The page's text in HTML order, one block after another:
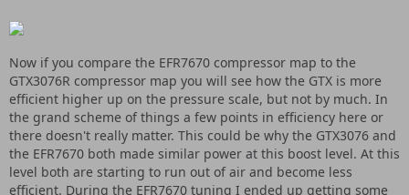
Now if you compare the EFR7670 compressor map to the
GTX3076R compressor map you will see how the GTX is more
efficient higher up on the pressure scale, but not by much. In
the grand scheme of things a few points in efficiency here or
there doesn't really matter. This could be why the GTX3076 and
the EFR7670 both made similar power at this boost level. At this
level both are starting to run out of air and become less
efficient. During the EFR7670 tuning I ended up getting some